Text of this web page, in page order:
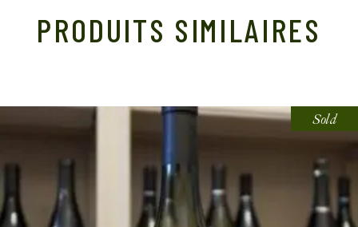
PRODUITS SIMILAIRES
Sold